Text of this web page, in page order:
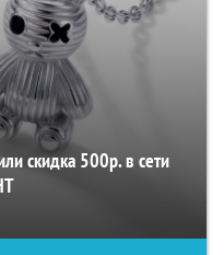
скидка 500р. в сети